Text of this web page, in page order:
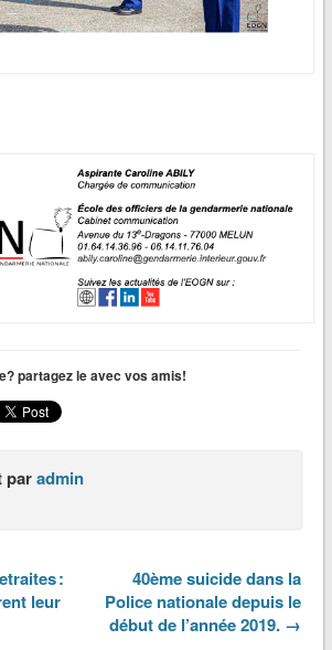
partagez le avec vos amis!
paradmin
:
leur
40ème suicide dans la
Police nationale depuis le
début de l’année 2019. →